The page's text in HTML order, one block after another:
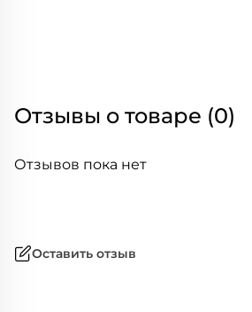
Отзывы о товаре (0)
Отзывов пока нет
Оставить отзыв